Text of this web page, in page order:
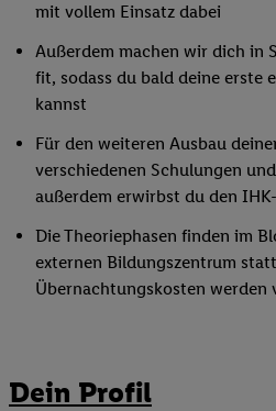
mit vollem Einsatz dabei
Außerdem machen wir dich in
fit, sodass du bald deine erste
kannst
Für den weiteren Ausbau
verschiedenen Schulungen
außerdem erwirbst du den
Die Theoriephasen finden im
externen Bildungszentrum
Übernachtungskosten werden
Dein Profil